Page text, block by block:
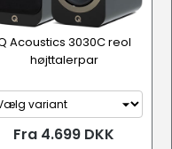
Acoustics 3030C reol
højttalerpar
Fra 4.699 DKK